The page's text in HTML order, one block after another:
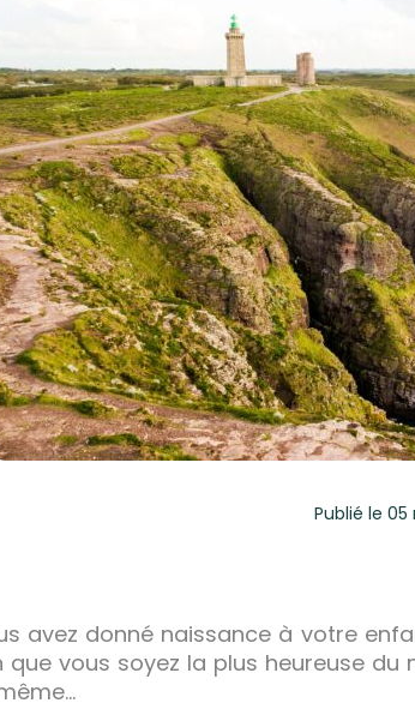
Publié le 05
avez donné naissance à votre
que vous soyez la plus heureuse